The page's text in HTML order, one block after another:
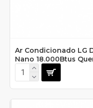
Ar Condicionado LG
Nano 18.000Btus